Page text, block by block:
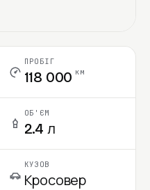
ПРОБІГ
118 000 км
ОБ'ЄМ
2.4 л
КУЗОВ
Кросовер